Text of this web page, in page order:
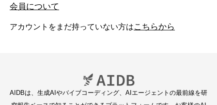
会員について
アカウントをまだ持っていない方は こちらから
AIDBは、生成AIやバイブコーディング、AIエージェントの最前線を研